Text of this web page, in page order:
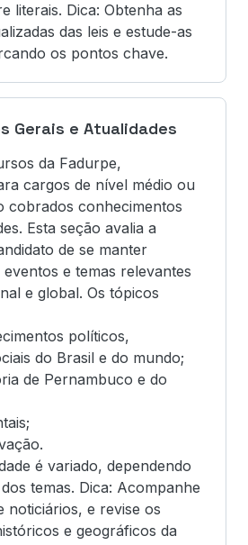
literais. Dica: Obtenha as
das leis e estude-as
os pontos chave.
Gerais e Atualidades
da Fadurpe,
cargos de nível médio ou
cobrados conhecimentos
Esta seção avalia a
de se manter
e temas relevantes
e global. Os tópicos
políticos,
do Brasil e do mundo;
de Pernambuco e do
é variado, dependendo
temas. Dica: Acompanhe
noticiários, e revise os
e geográficos da